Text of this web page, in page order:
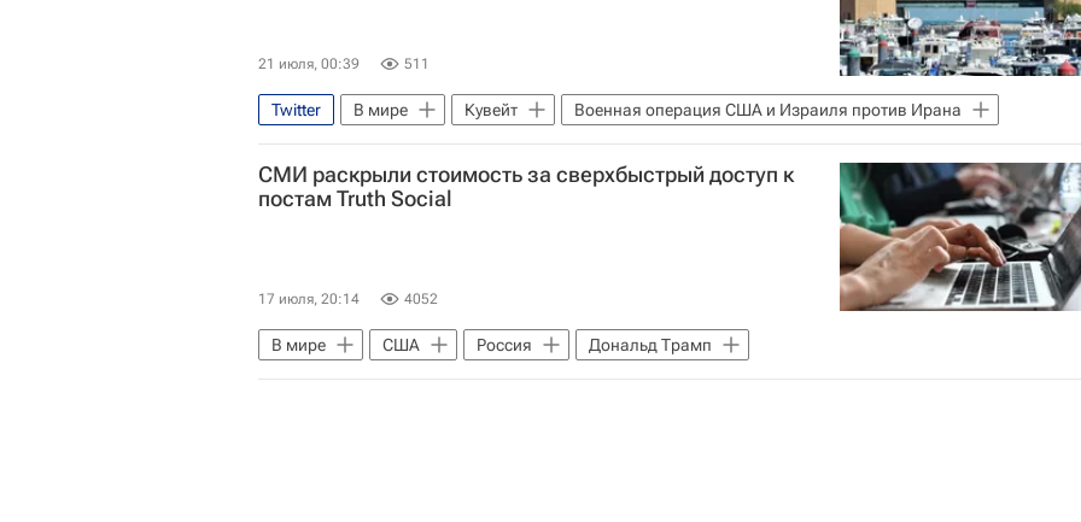
21 июля, 00:39 511
Twitter В мире Кувейт Военная операция США и Израиля против Ирана
СМИ раскрыли стоимость за сверхбыстрый доступ к
постам Truth Social
17 июля, 20:14 4052
В мире США Россия Дональд Трамп